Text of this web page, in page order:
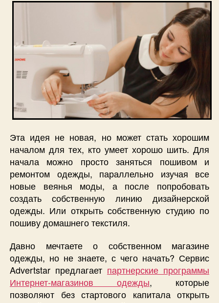
Эта идея не новая, но может стать хорошим
началом для тех, кто умеет хорошо шить. Для
начала можно просто заняться пошивом и
ремонтом одежды, параллельно изучая все
новые веянья моды, а после попробовать
создать собственную линию дизайнерской
одежды. Или открыть собственную студию по
пошиву домашнего текстиля.
Давно мечтаете о собственном магазине
одежды, но не знаете, с чего начать? Сервис
Advertstar предлагает партнерские программы
Интернет-магазинов одежды, которые
позволяют без стартового капитала открыть